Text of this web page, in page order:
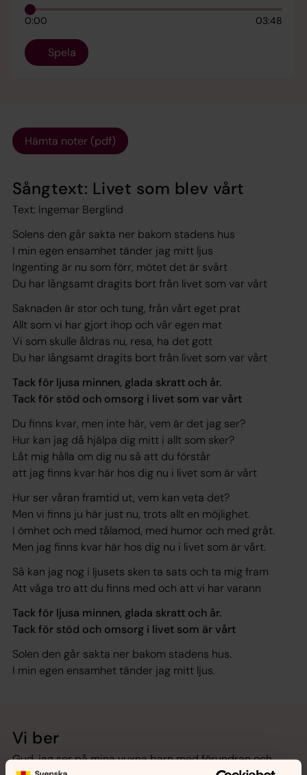
0:00 03:48
Spela
Hämta noter (pdf)
Sångtext: Livet som blev vårt
Text: Ingemar Berglind
Solens den går sakta ner bakom stadens hus
I min egen ensamhet tänder jag mitt ljus
Ingenting är nu som förr, mötet det är svårt
Du har långsamt dragits bort från livet som var vårt
Saknaden är stor och tung, från vårt eget prat
Allt som vi har gjort ihop och vår egen mat
Vi som skulle åldras nu, resa, ha det gott
Du har långsamt dragits bort från livet som var vårt
Tack för ljusa minnen, glada skratt och år.
Tack för stöd och omsorg i livet som var vårt
Du finns kvar, men inte här, vem är det jag ser?
Hur kan jag då hjälpa dig mitt i allt som sker?
Låt mig hålla om dig nu så att du förstår
att jag finns kvar här hos dig nu i livet som är vårt
Hur ser våran framtid ut, vem kan veta det?
Men vi finns ju här just nu, trots allt en möjlighet.
I ömhet och med tålamod, med humor och med gråt.
Men jag finns kvar här hos dig nu i livet som är vårt.
Så kan jag nog i ljusets sken ta sats och ta mig fram
Att våga tro att du finns med och att vi har varann
Tack för ljusa minnen, glada skratt och år.
Tack för stöd och omsorg i livet som är vårt
Solen den går sakta ner bakom stadens hus.
I min egen ensamhet tänder jag mitt ljus.
Vi ber
Gud, jag ser på mina vuxna barn med förundran och